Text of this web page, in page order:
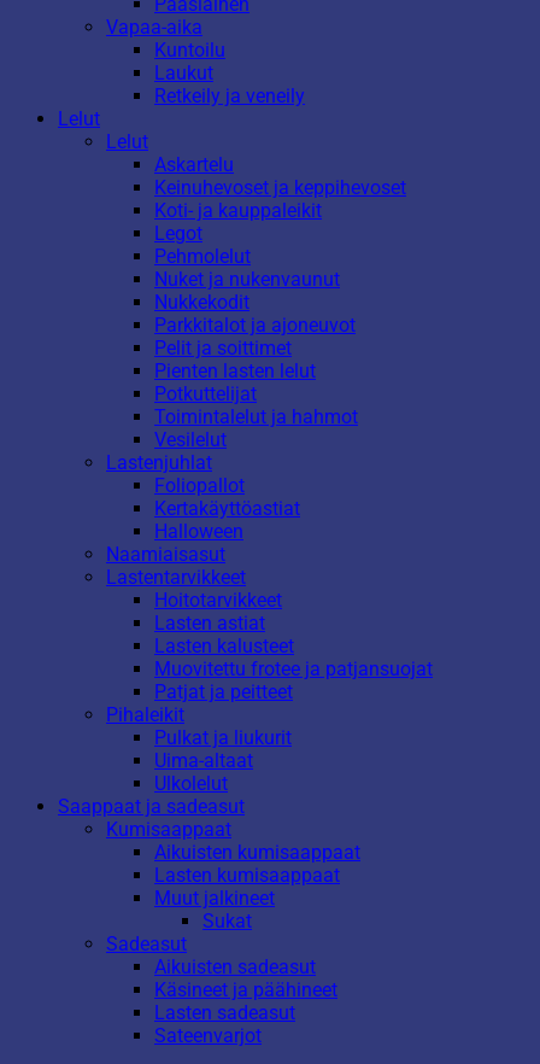
Vapaa-aika
Kuntoilu
Laukut
Retkeily ja veneily
Lelut
Lelut
Askartelu
Keinuhevoset ja keppihevoset
Koti- ja kauppaleikit
Legot
Pehmolelut
Nuket ja nukenvaunut
Nukkekodit
Parkkitalot ja ajoneuvot
Pelit ja soittimet
Pienten lasten lelut
Potkuttelijat
Toimintalelut ja hahmot
Vesilelut
Lastenjuhlat
Foliopallot
Kertakäyttöastiat
Halloween
Naamiaisasut
Lastentarvikkeet
Hoitotarvikkeet
Lasten astiat
Lasten kalusteet
Muovitettu frotee ja patjansuojat
Patjat ja peitteet
Pihaleikit
Pulkat ja liukurit
Uima-altaat
Ulkolelut
Saappaat ja sadeasut
Kumisaappaat
Aikuisten kumisaappaat
Lasten kumisaappaat
Muut jalkineet
Sukat
Sadeasut
Aikuisten sadeasut
Käsineet ja päähineet
Lasten sadeasut
Sateenvarjot